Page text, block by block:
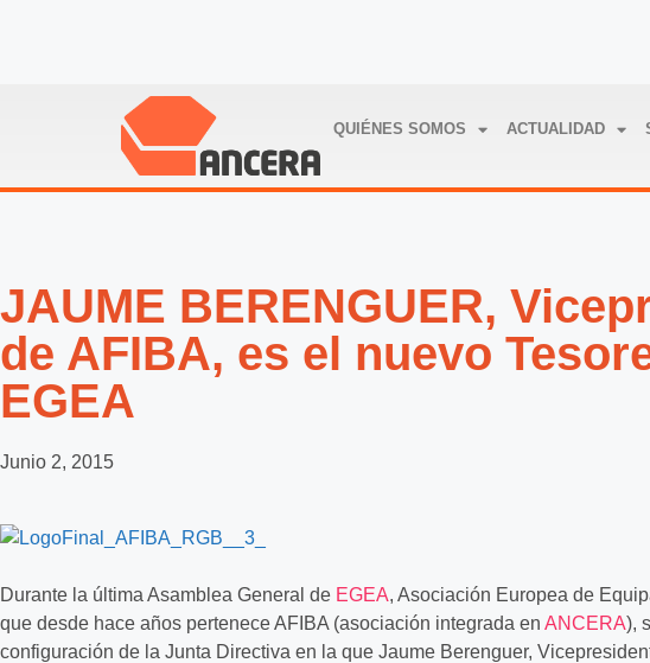
QUIÉNES SOMOS ACTUALIDAD
JAUME BERENGUER,
de AFIBA, es el nuevo
EGEA
Junio 2, 2015
Durante la última Asamblea General de EGEA, Asociación Europea de
que desde hace años pertenece AFIBA (asociación integrada en ANCERA),
configuración de la Junta Directiva en la que Jaume Berenguer,